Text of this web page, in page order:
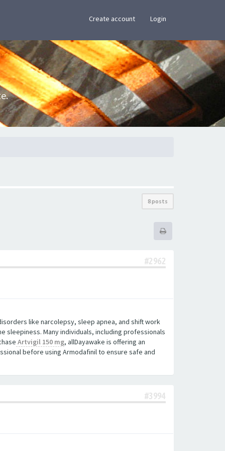
Create account Login
8 posts
#2962
like narcolepsy, sleep apnea, and shift work
Many individuals, including professionals
Artvigil 150 mg, allDayawake is offering an
before using Armodafinil to ensure safe and
#3994